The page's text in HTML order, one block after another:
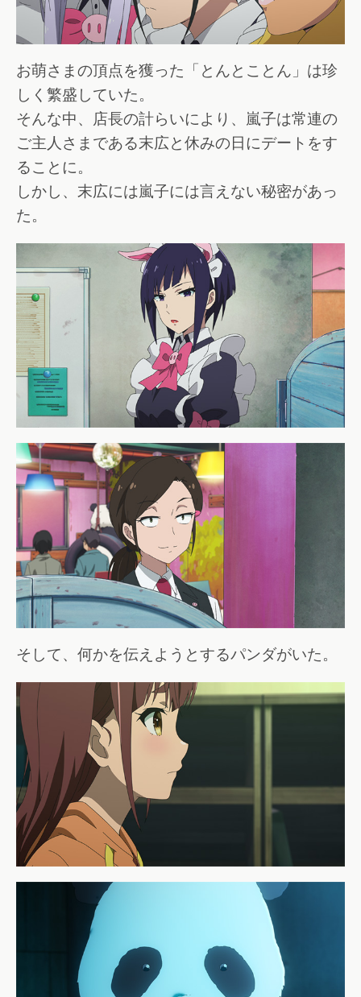
お萌さまの頂点を獲った「とんとことん」は珍
しく繁盛していた。
そんな中、店長の計らいにより、嵐子は常連の
ご主人さまである末広と休みの日にデートをす
ることに。
しかし、末広には嵐子には言えない秘密があっ
た。
そして、何かを伝えようとするパンダがいた。